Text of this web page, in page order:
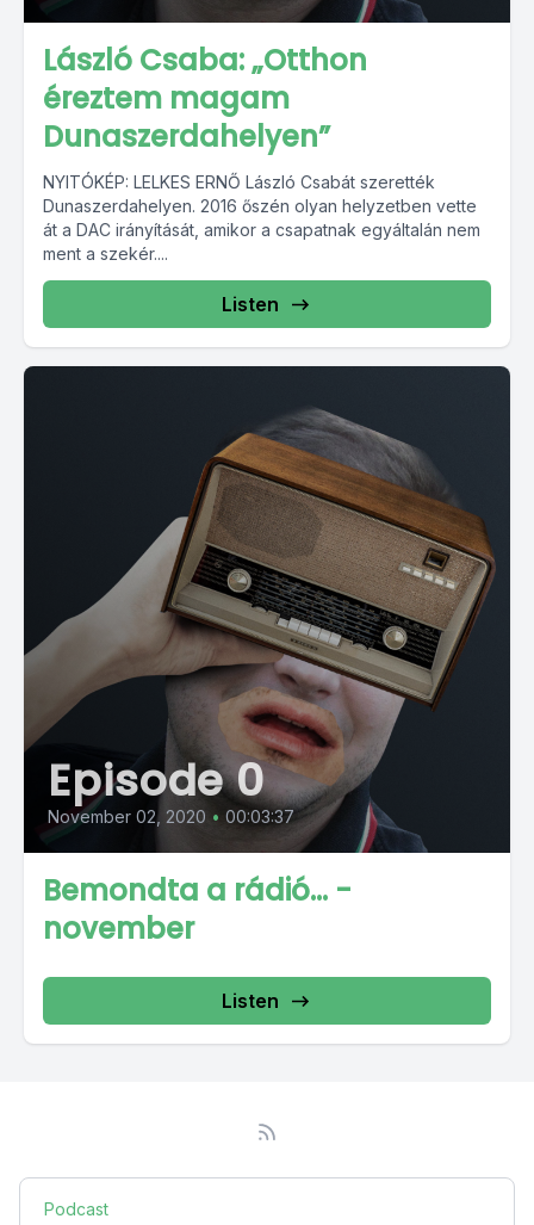
László Csaba: „Otthon
éreztem magam
Dunaszerdahelyen”
NYITÓKÉP: LELKES ERNŐ László Csabát szerették
Dunaszerdahelyen. 2016 őszén olyan helyzetben vette
át a DAC irányítását, amikor a csapatnak egyáltalán nem
ment a szekér....
Listen
Episode 0
November 02, 2020 • 00:03:37
Bemondta a rádió… -
november
Listen
Podcast